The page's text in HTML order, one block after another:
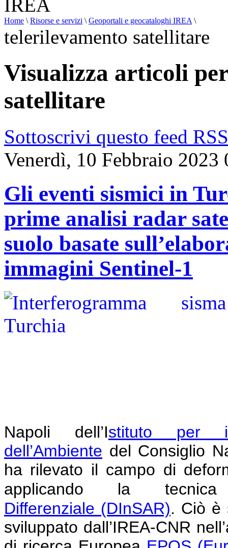
Home \ Risorse e servizi \ Geoportali e geocataloghi IREA \
telerilevamento satellitare
Visualizza articoli
satellitare
Sottoscrivi questo feed RSS
Venerdì, 10 Febbraio 2023
Gli eventi sismici in
prime analisi radar
suolo basate
immagini Sentinel-1
Napoli dell’Istituto per il
dell’Ambiente del Consiglio
ha rilevato il campo di
applicando la
Differenziale (DInSAR). Ciò è
sviluppato dall’IREA-CNR